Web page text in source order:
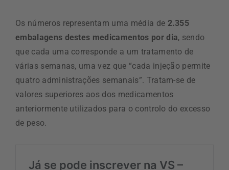
Os números representam uma média de 2.355
embalagens destes medicamentos por dia, sendo
que cada uma corresponde a um tratamento de
várias semanas, uma vez que “cada injeção permite
quatro administrações semanais”. Tratam-se de
valores superiores aos dos medicamentos
anteriormente utilizados para o controlo do excesso
de peso.